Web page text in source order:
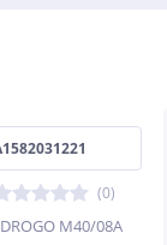
(0)
М40/08A